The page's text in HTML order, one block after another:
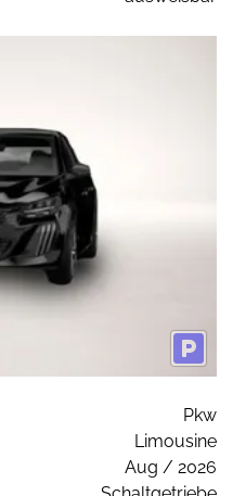
Pkw
Limousine
Aug / 2026